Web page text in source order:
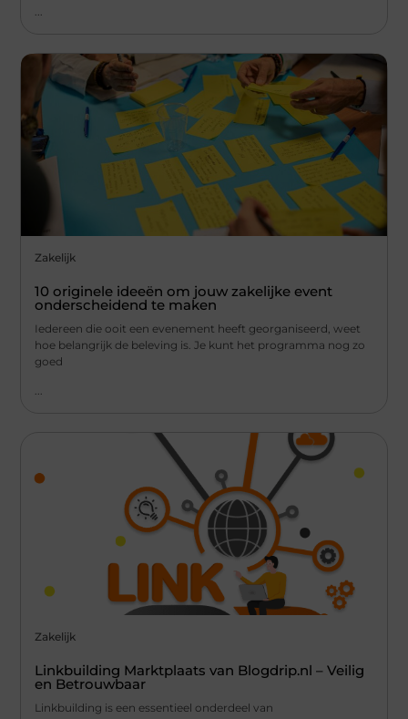
Zakelijk
10 originele ideeën om jouw zakelijke event
onderscheidend te maken
Iedereen die ooit een evenement heeft georganiseerd, weet
hoe belangrijk de beleving is. Je kunt het programma nog zo
goed
...
Zakelijk
Linkbuilding Marktplaats van Blogdrip.nl – Veilig
en Betrouwbaar
Linkbuilding is een essentieel onderdeel van